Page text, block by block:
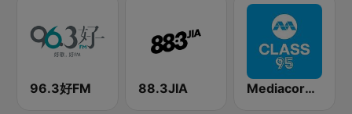
96.3好FM 88.3JIA Mediacorp CLASS 95